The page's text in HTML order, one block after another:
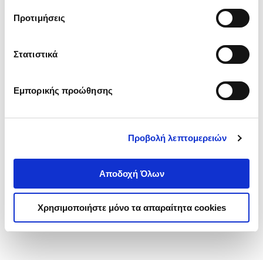
Προτιμήσεις
Στατιστικά
Εμπορικής προώθησης
Προβολή λεπτομερειών
Αποδοχή Όλων
Χρησιμοποιήστε μόνο τα απαραίτητα cookies